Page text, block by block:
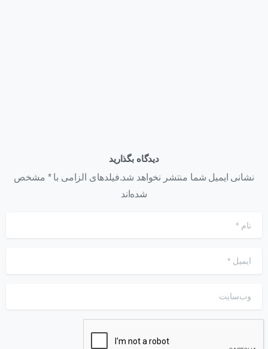
دیدگاه بگذارید
نشانی ایمیل شما منتشر نخواهد شد.فیلدهای الزامی با * مشخص
شده‌اند
*
ایمیل
وب‌سایت